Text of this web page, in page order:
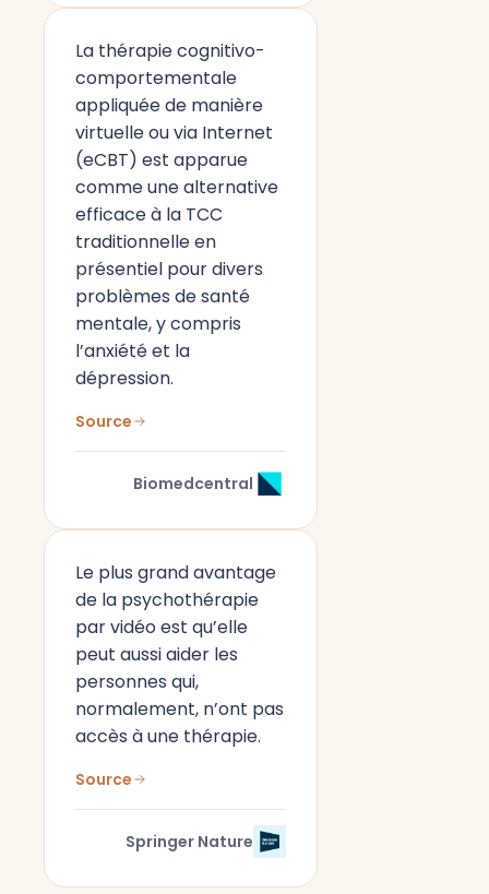
La thérapie cognitivo-
comportementale
appliquée de manière
virtuelle ou via Internet
(eCBT) est apparue
comme une alternative
efficace à la TCC
traditionnelle en
présentiel pour divers
problèmes de santé
mentale, y compris
l’anxiété et la
dépression.
Source
Biomedcentral
Le plus grand avantage
de la psychothérapie
par vidéo est qu’elle
peut aussi aider les
personnes qui,
normalement, n’ont pas
accès à une thérapie.
Source
Springer Nature